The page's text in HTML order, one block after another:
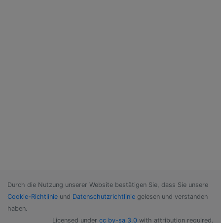
Durch die Nutzung unserer Website bestätigen Sie, dass Sie unsere
Cookie-Richtlinie und Datenschutzrichtlinie gelesen und verstanden
haben.
Licensed under cc by-sa 3.0 with attribution required.